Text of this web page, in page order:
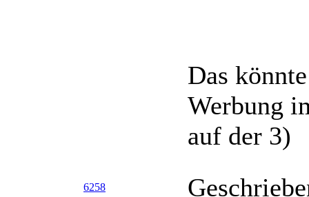
Das
Werbung
auf der 3)
6258